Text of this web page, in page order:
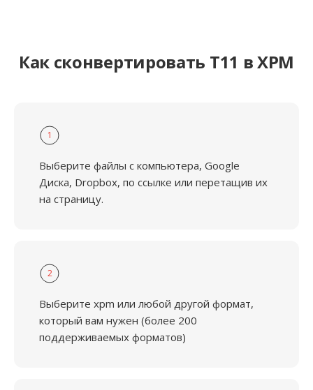
Как сконвертировать T11 в XPM
1
Выберите файлы с компьютера, Google
Диска, Dropbox, по ссылке или перетащив их
на страницу.
2
Выберите xpm или любой другой формат,
который вам нужен (более 200
поддерживаемых форматов)